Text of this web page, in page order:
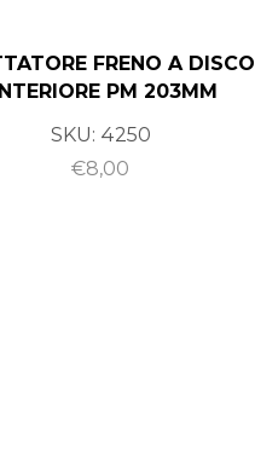
FRENO A DISCO
PM 203MM
SKU: 4250
€8,00